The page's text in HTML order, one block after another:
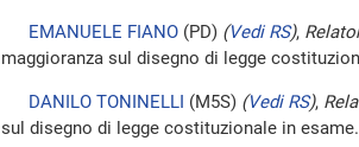
EMANUELE FIANO (PD) (Vedi RS),
maggioranza sul disegno di legge
DANILO TONINELLI (M5S) (Vedi RS),
sul disegno di legge costituzionale in esame.